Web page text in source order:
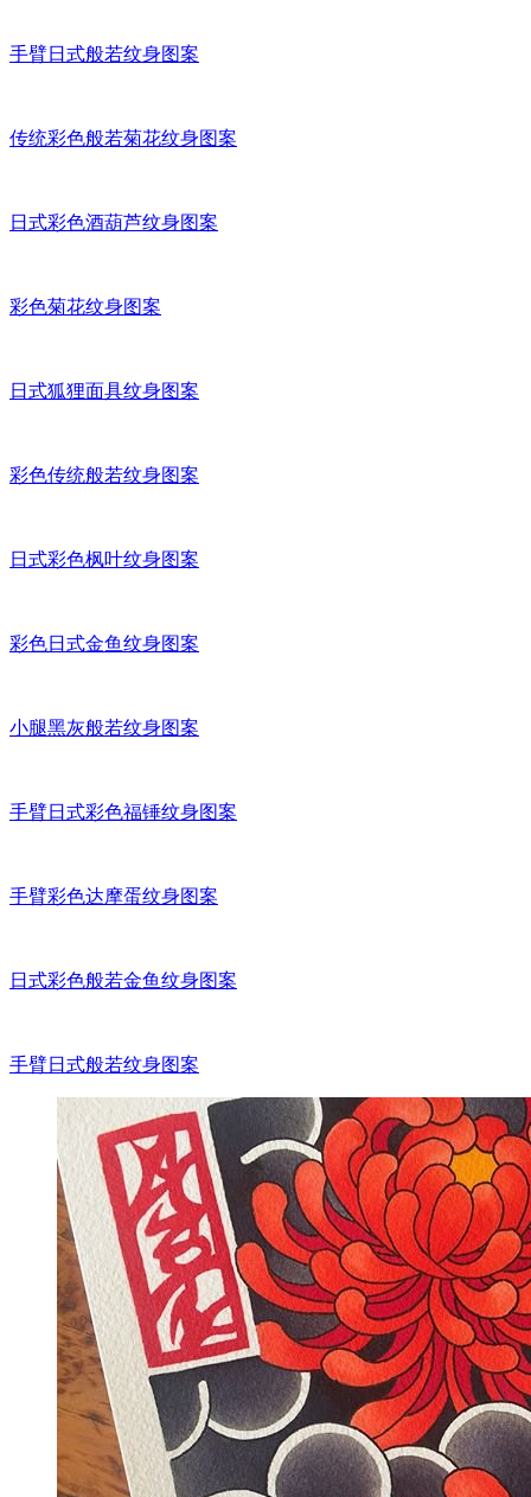
手臂日式般若纹身图案
传统彩色般若菊花纹身图案
日式彩色酒葫芦纹身图案
彩色菊花纹身图案
日式狐狸面具纹身图案
彩色传统般若纹身图案
日式彩色枫叶纹身图案
彩色日式金鱼纹身图案
小腿黑灰般若纹身图案
手臂日式彩色福锤纹身图案
手臂彩色达摩蛋纹身图案
日式彩色般若金鱼纹身图案
手臂日式般若纹身图案